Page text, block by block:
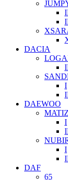
DACIA
I
DAEWOO
MATIZ
I
I
DAF
65